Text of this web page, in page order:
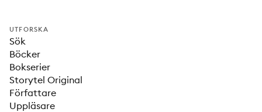
UTFORSKA
Sök
Böcker
Bokserier
Storytel Original
Författare
Uppläsare